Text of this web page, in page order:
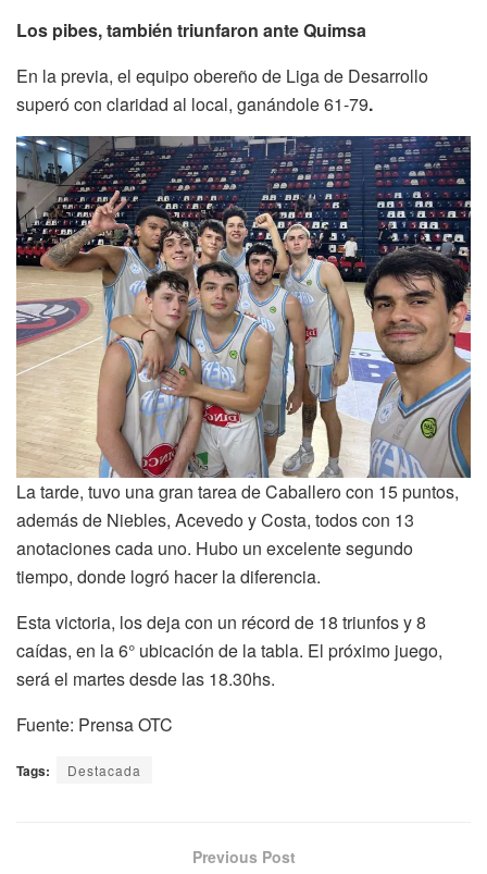
Los pibes, también triunfaron ante Quimsa
En la previa, el equipo obereño de Liga de Desarrollo
superó con claridad al local, ganándole 61-79.
La tarde, tuvo una gran tarea de Caballero con 15 puntos,
además de Niebles, Acevedo y Costa, todos con 13
anotaciones cada uno. Hubo un excelente segundo
tiempo, donde logró hacer la diferencia.
Esta victoria, los deja con un récord de 18 triunfos y 8
caídas, en la 6° ubicación de la tabla. El próximo juego,
será el martes desde las 18.30hs.
Fuente: Prensa OTC
Tags: Destacada
Previous Post